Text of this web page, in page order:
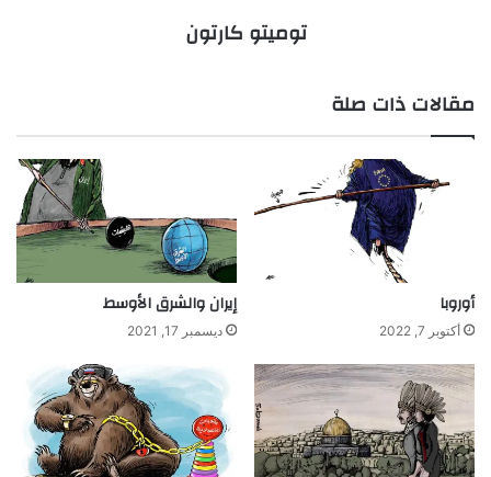
توميتو كارتون
مقالات ذات صلة
أوروبا
أكتوبر 7, 2022
إيران والشرق الأوسط
ديسمبر 17, 2021